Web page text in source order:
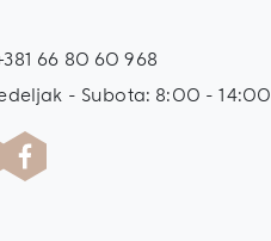
66 80 60 968
- Subota: 8:00 - 14:00